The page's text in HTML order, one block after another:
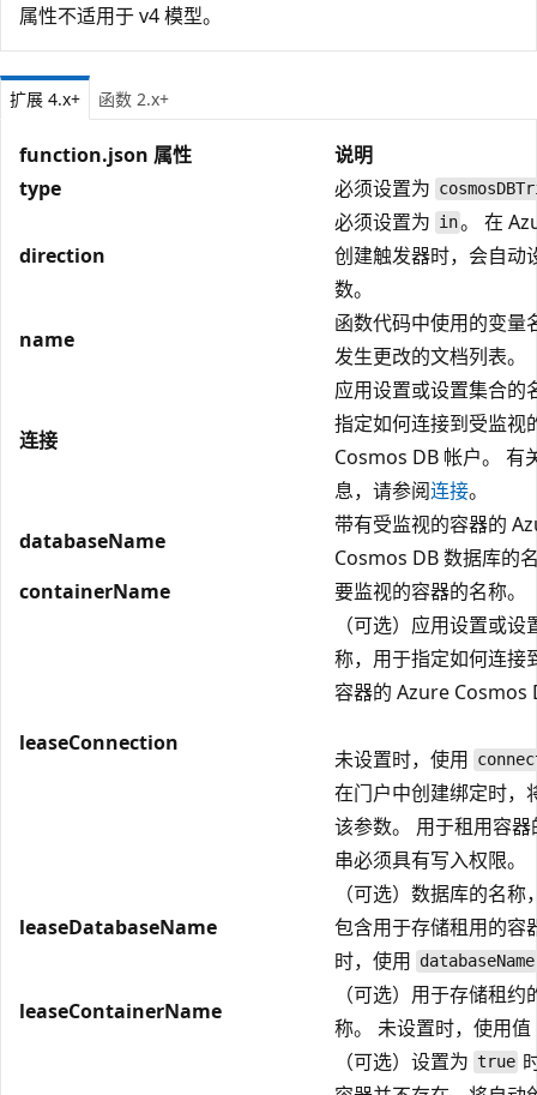
属性不适用于 v4 模型。
扩展 4.x+ 函数 2.x+
function.json 属性
说明
type
必须设置为
direction
必须设置为 in。 在
创建触发器时，会自动
数。
name
函数代码中使用的变量
发生更改的文档列表。
连接
应用设置或设置集合的
指定如何连接到受监视
Cosmos DB 帐户。 有
息，请参阅连接。
databaseName
带有受监视的容器的
Cosmos DB 数据库的
containerName
要监视的容器的名称。
leaseConnection
（可选）应用设置或设
称，用于指定如何连接
容器的 Azure Cosmos
未设置时，使用
在门户中创建绑定时，
该参数。 用于租用容
串必须具有写入权限。
leaseDatabaseName
（可选）数据库的名称
包含用于存储租用的容
时，使用 databaseName
leaseContainerName
（可选）用于存储租约
称。 未设置时，使用值
（可选）设置为 true